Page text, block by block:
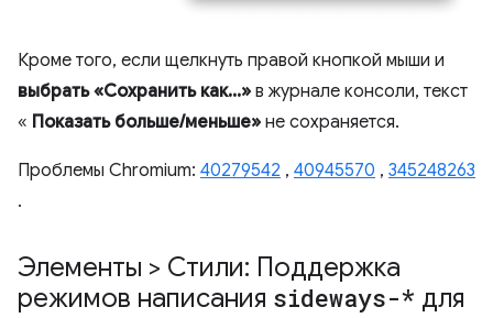
Кроме того, если щелкнуть правой кнопкой мыши и
выбрать «Сохранить как...» в журнале консоли, текст
« Показать больше/меньше» не сохраняется.
Проблемы Chromium: 40279542 , 40945570 , 345248263
.
Элементы > Стили: Поддержка
режимов написания sideways-* для